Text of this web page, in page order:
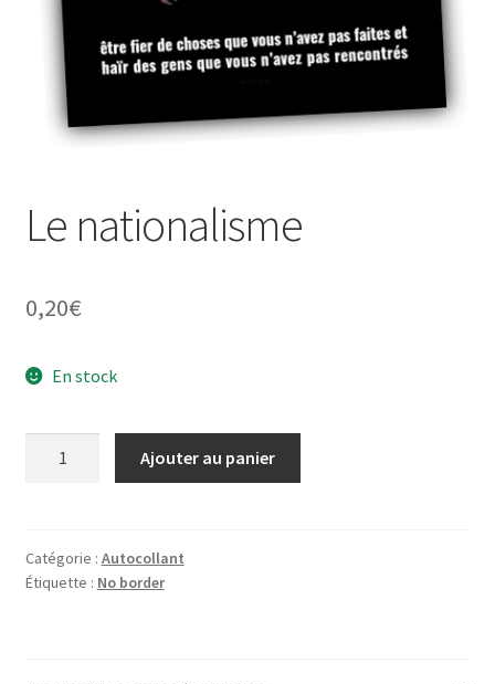
À propos
Le nationalisme
0,20€
En stock
Ajouter au panier
Catégorie : Autocollant
Étiquette : No border